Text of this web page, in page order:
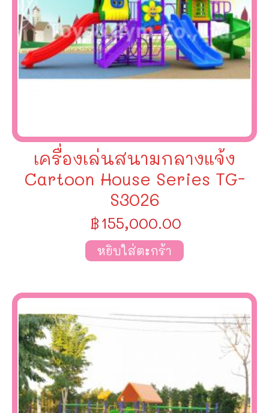
เครื่องเล่นสนามกลางแจ้ง
Cartoon House Series TG-
S3026
฿155,000.00
หยิบใส่ตะกร้า